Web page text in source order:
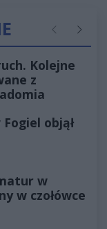
Poprzednie
Kolejne
z
Fogiel objął
w
w czołówce